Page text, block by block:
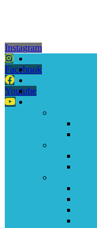
Instagram
Facebook
Youtube